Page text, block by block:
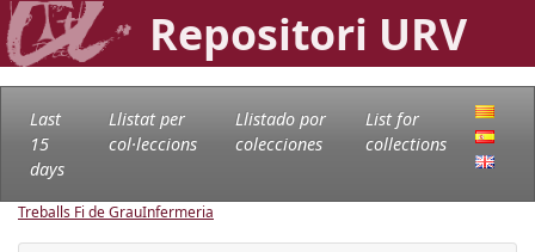
Repositori URV
Last
15
days
Llistat per
col·leccions
Llistado por
colecciones
List for
collections
Treballs Fi de GrauInfermeria